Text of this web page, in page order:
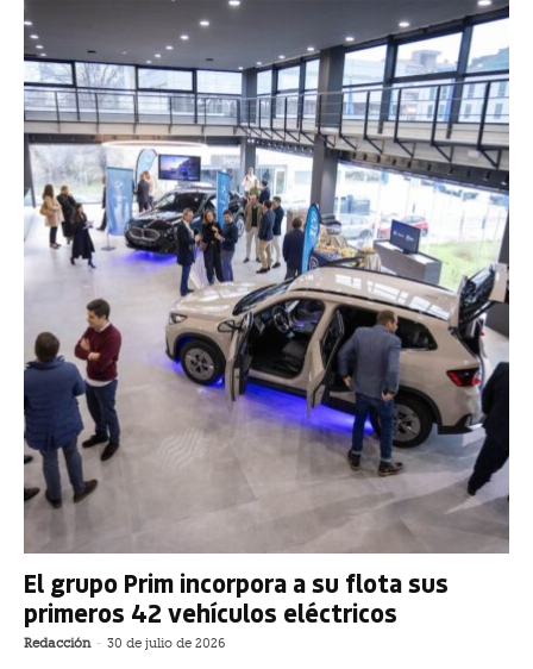
El grupo Prim incorpora a su flota sus
primeros 42 vehículos eléctricos
Redacción - 30 de julio de 2026